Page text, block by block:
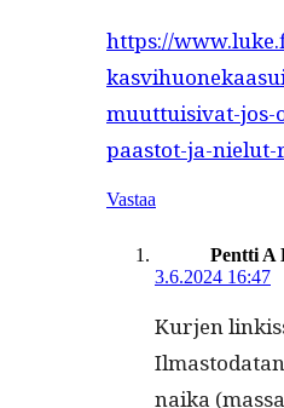
https://
muuttuisivat-jos-
paastot-ja-
Vastaa
Pentti A
3.6.2024 16:47
Kur­jen
nai­ka